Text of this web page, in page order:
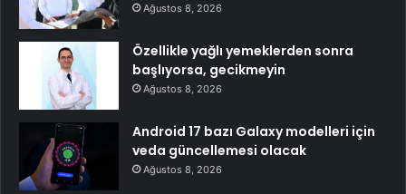
Ağustos 8, 2026
Özellikle yağlı yemeklerden sonra
başlıyorsa, gecikmeyin
Ağustos 8, 2026
Android 17 bazı Galaxy modelleri için
veda güncellemesi olacak
Ağustos 8, 2026